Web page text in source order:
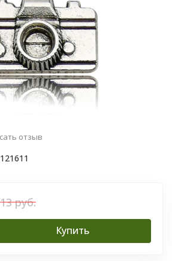
отзыв
13 руб.
Купить